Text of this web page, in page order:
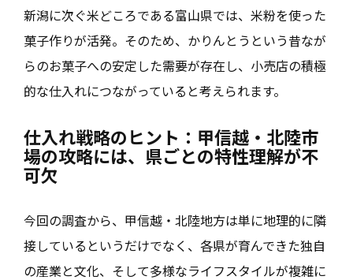
新潟に次ぐ米どころである富山県では、米粉を使った
菓子作りが活発。そのため、かりんとうという昔なが
らのお菓子への安定した需要が存在し、小売店の積極
的な仕入れにつながっていると考えられます。
仕入れ戦略のヒント：甲信越・北陸市
場の攻略には、県ごとの特性理解が不
可欠
今回の調査から、甲信越・北陸地方は単に地理的に隣
接しているというだけでなく、各県が育んできた独自
の産業と文化、そして多様なライフスタイルが複雑に